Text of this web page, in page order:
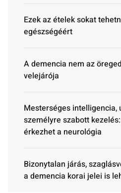
Ezek az ételek sokat
egészségéért
A demencia nem az
velejárója
Mesterséges intelligencia,
személyre szabott
érkezhet a neurológia
Bizonytalan járás,
a demencia korai jelei is